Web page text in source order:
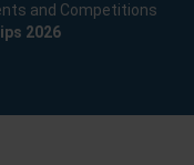
and Competitions
2026